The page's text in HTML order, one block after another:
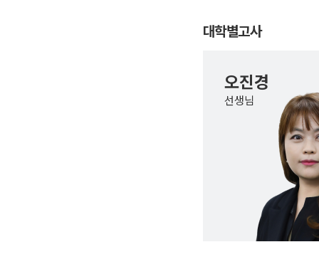
대학별고사
오진경
선생님